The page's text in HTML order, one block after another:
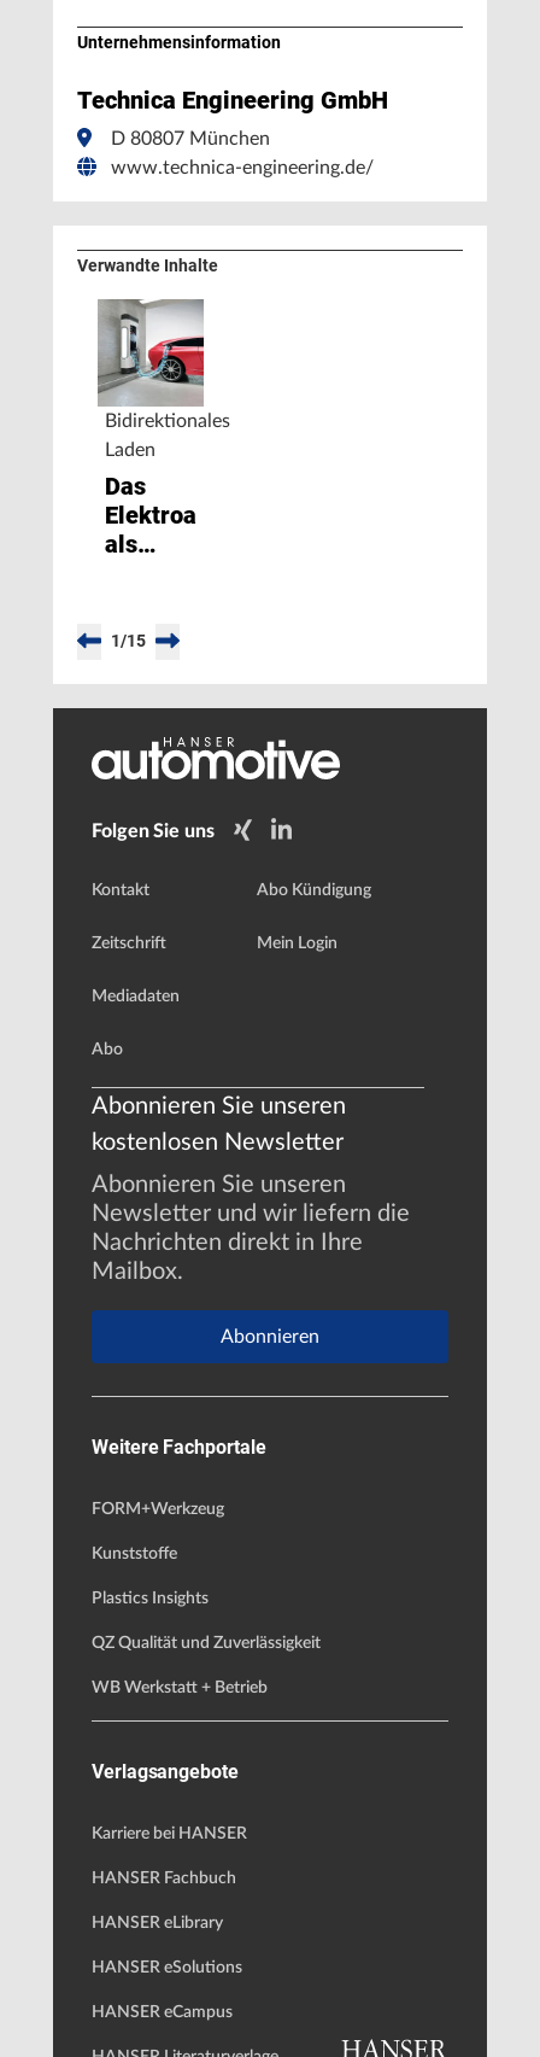
Unternehmens­information
Technica Engineering GmbH
D 80807 München
www.technica-engineering.de/
Verwandte Inhalte
Bidirektionales
Laden
Das
Elektroauto
als
Energieversorgung
1/15
Folgen Sie uns
Kontakt
Zeitschrift
Mediadaten
Abo
Abo Kündigung
Mein Login
Abonnieren Sie unseren
kostenlosen Newsletter
Abonnieren Sie unseren
Newsletter und wir liefern die
Nachrichten direkt in Ihre
Mailbox.
Abonnieren
Weitere Fachportale
FORM+Werkzeug
Kunststoffe
Plastics Insights
QZ Qualität und Zuverlässigkeit
WB Werkstatt + Betrieb
Verlagsangebote
Karriere bei HANSER
HANSER Fachbuch
HANSER eLibrary
HANSER eSolutions
HANSER eCampus